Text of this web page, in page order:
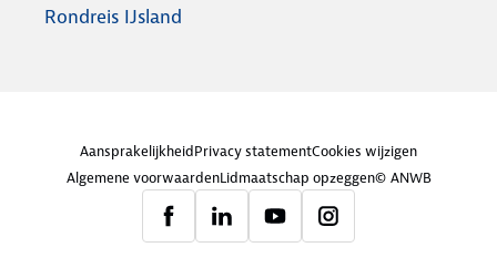
Rondreis IJsland
AansprakelijkheidPrivacy statementCookies wijzigen
Algemene voorwaardenLidmaatschap opzeggen© ANWB